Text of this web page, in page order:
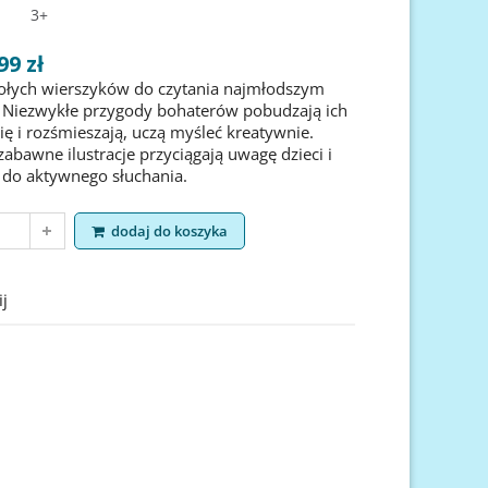
6-7 lat
i Jadwiga Chrostek
Cena
12,99 zł dodaj do koszyka
Znajdź, policz i pokoloruj
view product
3+
zł
wierszyków do czytania najmłodszym
przygody bohaterów pobudzają ich
i rozśmieszają, uczą myśleć kreatywnie.
ilustracje przyciągają uwagę dzieci i
aktywnego słuchania.
dodaj do koszyka